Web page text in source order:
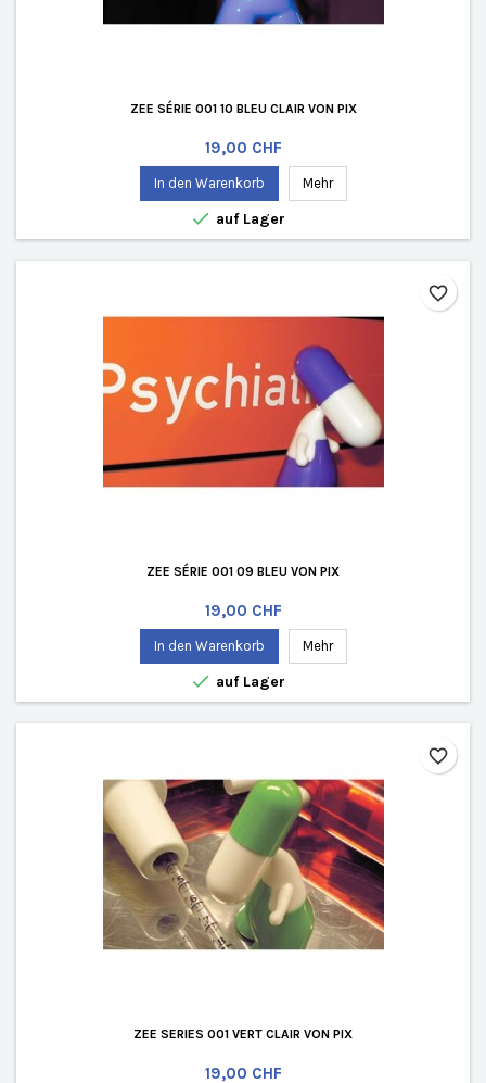
ZEE SÉRIE 001 10 BLEU CLAIR VON PIX
Preis
19,00 CHF
In den Warenkorb Mehr
 auf Lager
ZEE SÉRIE 001 09 BLEU VON PIX
Preis
19,00 CHF
In den Warenkorb Mehr
 auf Lager
favorite_border
ZEE SERIES 001 VERT CLAIR VON PIX
Preis
19,00 CHF
favorite_border